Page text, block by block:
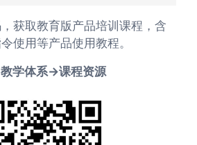
获取教育版产品培训课程，含
使用等产品使用教程。
学体系→课程资源